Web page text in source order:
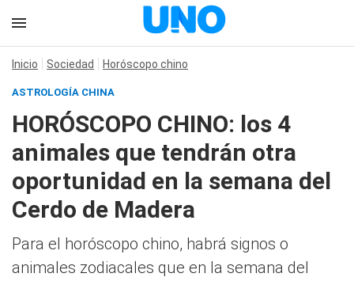
Inicio Sociedad Horóscopo chino
ASTROLOGÍA CHINA
HORÓSCOPO CHINO: los 4
animales que tendrán otra
oportunidad en la semana del
Cerdo de Madera
Para el horóscopo chino, habrá signos o
animales zodiacales que en la semana del